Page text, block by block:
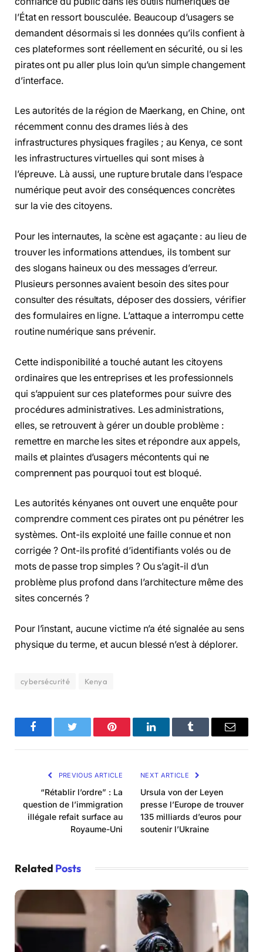
l’État en ressort bousculée. Beaucoup d’usagers se
demandent désormais si les données qu’ils confient à
ces plateformes sont réellement en sécurité, ou si les
pirates ont pu aller plus loin qu’un simple changement
d’interface.
Les autorités de la région de Maerkang, en Chine, ont
récemment connu des drames liés à des
infrastructures physiques fragiles ; au Kenya, ce sont
les infrastructures virtuelles qui sont mises à
l’épreuve. Là aussi, une rupture brutale dans l’espace
numérique peut avoir des conséquences concrètes
sur la vie des citoyens.
Pour les internautes, la scène est agaçante : au lieu de
trouver les informations attendues, ils tombent sur
des slogans haineux ou des messages d’erreur.
Plusieurs personnes avaient besoin des sites pour
consulter des résultats, déposer des dossiers, vérifier
des formulaires en ligne. L’attaque a interrompu cette
routine numérique sans prévenir.
Cette indisponibilité a touché autant les citoyens
ordinaires que les entreprises et les professionnels
qui s’appuient sur ces plateformes pour suivre des
procédures administratives. Les administrations,
elles, se retrouvent à gérer un double problème :
remettre en marche les sites et répondre aux appels,
mails et plaintes d’usagers mécontents qui ne
comprennent pas pourquoi tout est bloqué.
Les autorités kényanes ont ouvert une enquête pour
comprendre comment ces pirates ont pu pénétrer les
systèmes. Ont-ils exploité une faille connue et non
corrigée ? Ont-ils profité d’identifiants volés ou de
mots de passe trop simples ? Ou s’agit-il d’un
problème plus profond dans l’architecture même des
sites concernés ?
Pour l’instant, aucune victime n’a été signalée au sens
physique du terme, et aucun blessé n’est à déplorer.
cybersécurité Kenya
FacebookTwitter Pinterest LinkedInTumblr Email
PREVIOUS ARTICLE
“Rétablir l’ordre” : La
question de l’immigration
illégale refait surface au
Royaume-Uni
NEXT ARTICLE
Ursula von der Leyen
presse l’Europe de trouver
135 milliards d’euros pour
soutenir l’Ukraine
Related Posts